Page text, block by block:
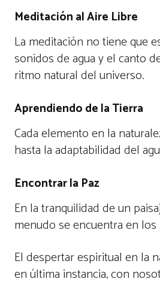
Meditación al Aire Libre
La meditación no tiene que
sonidos de agua y el canto
ritmo natural del universo.
Aprendiendo de la Tierra
Cada elemento en la
hasta la adaptabilidad del
Encontrar la Paz
En la tranquilidad de un
menudo se encuentra en
El despertar espiritual en la
en última instancia, con